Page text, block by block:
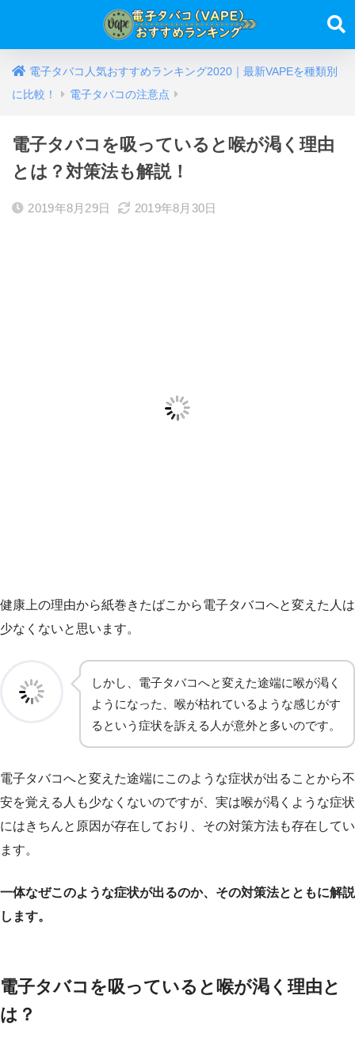
電子タバコ人気おすすめランキング2020｜最新VAPEを種類別
に比較！
電子タバコの注意点
電子タバコを吸っていると喉が渇く理由
とは？対策法も解説！
2019年8月29日 2019年8月30日
健康上の理由から紙巻きたばこから電子タバコへと変えた人は
少なくないと思います。
しかし、電子タバコへと変えた途端に喉が渇く
ようになった、喉が枯れているような感じがす
るという症状を訴える人が意外と多いのです。
電子タバコへと変えた途端にこのような症状が出ることから不
安を覚える人も少なくないのですが、実は喉が渇くような症状
にはきちんと原因が存在しており、その対策方法も存在してい
ます。
一体なぜこのような症状が出るのか、その対策法とともに解説
します。
電子タバコを吸っていると喉が渇く理由と
は？